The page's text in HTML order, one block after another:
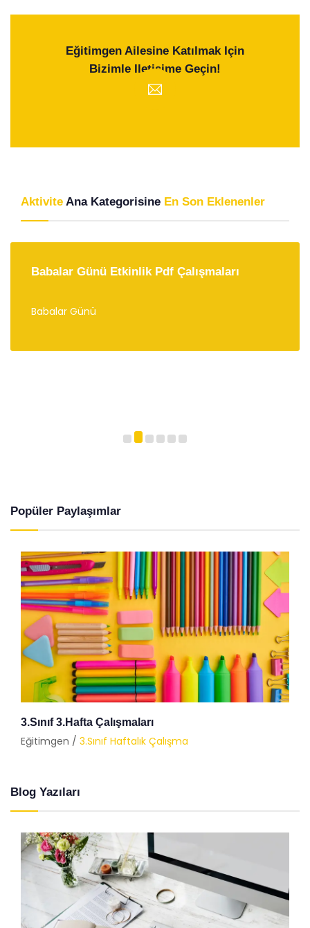
Eğitimgen Ailesine Katılmak Için
Bizimle Iletişime Geçin!
Aktivite Ana Kategorisine En Son Eklenenler
Babalar Günü Etkinlik Pdf Çalışmaları
Babalar Günü
Popüler Paylaşımlar
3.Sınıf 3.Hafta Çalışmaları
Eğitimgen / 3.Sınıf Haftalık Çalışma
Blog Yazıları